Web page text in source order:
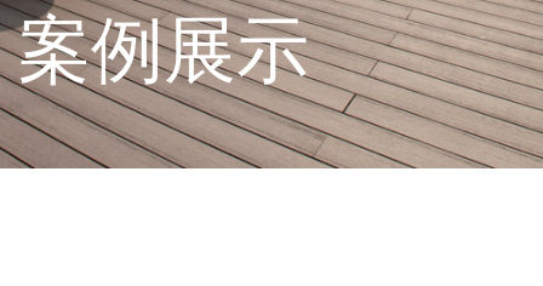
案例展示